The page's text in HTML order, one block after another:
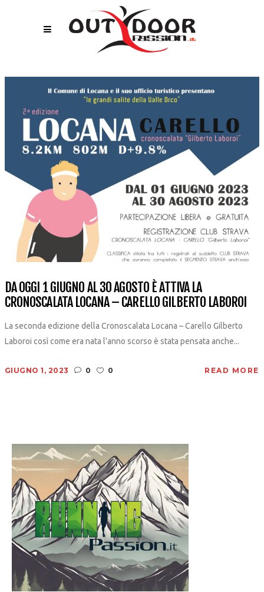
DA OGGI 1 GIUGNO AL 30 AGOSTO È ATTIVA LA
CRONOSCALATA LOCANA – CARELLO GILBERTO LABOROI
La seconda edizione della Cronoscalata Locana – Carello Gilberto
Laboroi così come era nata l'anno scorso è stata pensata anche...
GIUGNO 1, 2023 0 0 READ MORE